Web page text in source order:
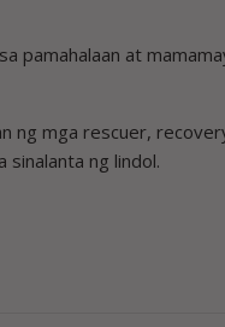
pamahalaan at
ng mga rescuer,
sinalanta ng lindol.